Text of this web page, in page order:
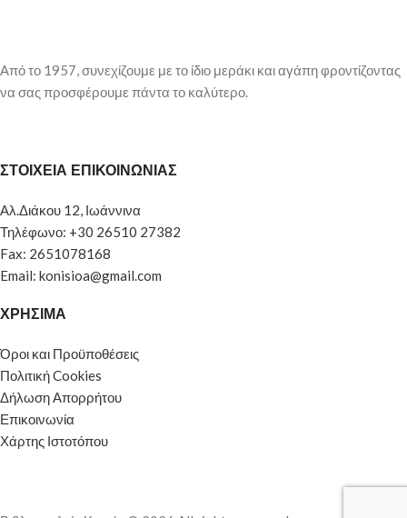
Από το 1957, συνεχίζουμε με το ίδιο μεράκι και αγάπη φροντίζοντας
να σας προσφέρουμε πάντα το καλύτερο.
ΣΤΟΙΧΕΙΑ ΕΠΙΚΟΙΝΩΝΙΑΣ
Αλ.Διάκου 12, Ιωάννινα
Τηλέφωνο: +30 26510 27382
Fax: 2651078168
Email: konisioa@gmail.com
ΧΡΗΣΙΜΑ
Όροι και Προϋποθέσεις
Πολιτική Cookies
Δήλωση Απορρήτου
Επικοινωνία
Χάρτης Ιστοτόπου